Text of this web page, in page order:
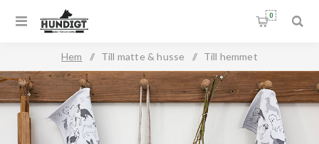
0
Hem / Till matte & husse / Till hemmet